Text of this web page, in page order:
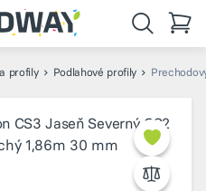
profily Podlahové profily